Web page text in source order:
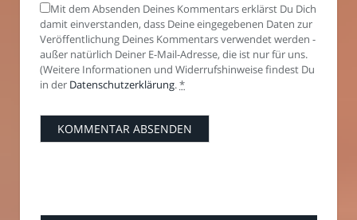
Mit dem Absenden Deines Kommentars erklärst Du Dich
damit einverstanden, dass Deine eingegebenen Daten zur
Veröffentlichung Deines Kommentars verwendet werden -
außer natürlich Deiner E-Mail-Adresse, die ist nur für uns.
(Weitere Informationen und Widerrufshinweise findest Du
in der Datenschutzerklärung.*